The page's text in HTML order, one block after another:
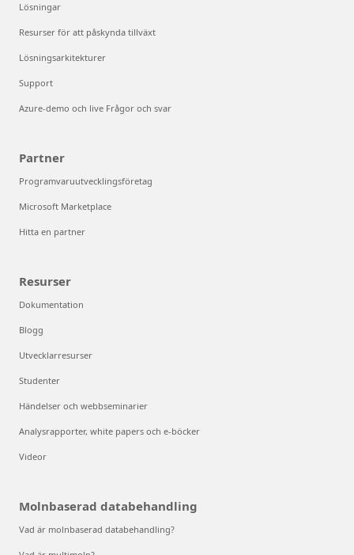
Lösningar
Resurser för att påskynda tillväxt
Lösningsarkitekturer
Support
Azure-demo och live Frågor och svar
Partner
Programvaruutvecklingsföretag
Microsoft Marketplace
Hitta en partner
Resurser
Dokumentation
Blogg
Utvecklarresurser
Studenter
Händelser och webbseminarier
Analysrapporter, white papers och e-böcker
Videor
Molnbaserad databehandling
Vad är molnbaserad databehandling?